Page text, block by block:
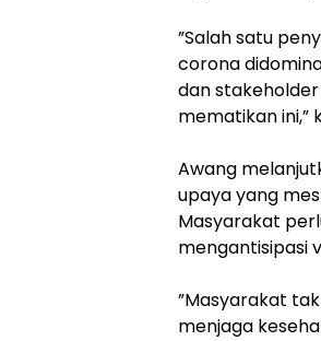
​”Salah satu
corona
dan
mematikan ini,”
​Awang
upaya yang
​Masyarakat
mengantisipasi
​”Masyarakat
menjaga